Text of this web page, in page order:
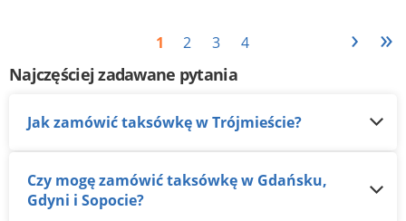
1 2 3 4 › »
Najczęściej zadawane pytania
Jak zamówić taksówkę w Trójmieście?
Czy mogę zamówić taksówkę w Gdańsku,
Gdyni i Sopocie?